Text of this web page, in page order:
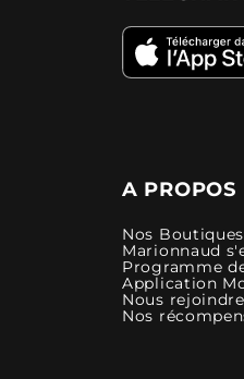
A PROPOS
Nos
Marionnaud
Programme
Application
Nous rejoindre
Nos